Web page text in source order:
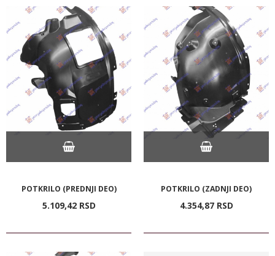
POTKRILO (PREDNJI DEO)
5.109,42 RSD
POTKRILO (ZADNJI DEO)
4.354,87 RSD